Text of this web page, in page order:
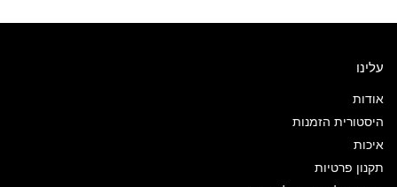
עלינו
אודות
היסטורית הזמנות
איכות
תקנון פרטיות